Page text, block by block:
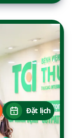
Đặt lịch